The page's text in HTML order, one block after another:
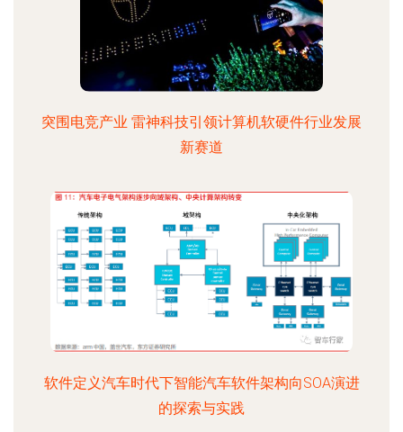
突围电竞产业 雷神科技引领计算机软硬件行业发展
新赛道
软件定义汽车时代下智能汽车软件架构向SOA演进
的探索与实践